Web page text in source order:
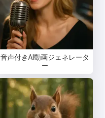
音声付きAI動画ジェネレータ
ー